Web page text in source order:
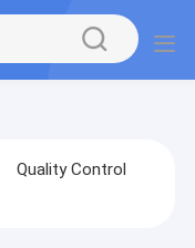
Quality Control